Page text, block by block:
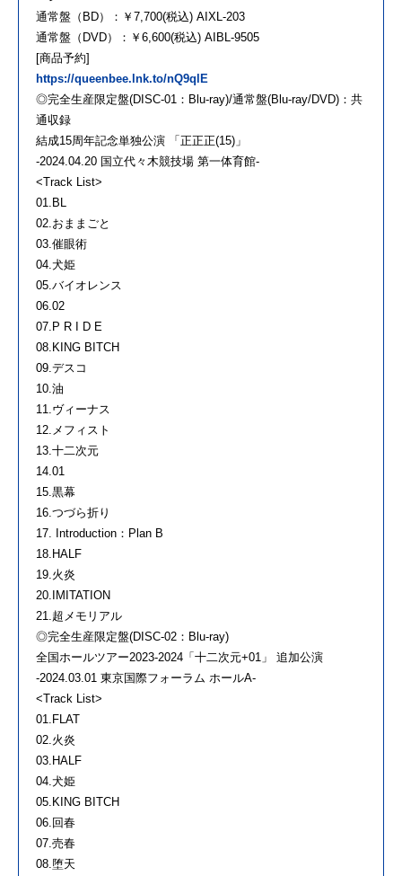
通常盤（BD）：￥7,700(税込) AIXL-203
通常盤（DVD）：￥6,600(税込) AIBL-9505
[商品予約]
https://queenbee.lnk.to/nQ9qlE
◎完全生産限定盤(DISC-01：Blu-ray)/通常盤(Blu-ray/DVD)：共
通収録
結成15周年記念単独公演 「正正正(15)」
-2024.04.20 国立代々木競技場 第一体育館-
<Track List>
01.BL
02.おままごと
03.催眼術
04.犬姫
05.バイオレンス
06.02
07.P R I D E
08.KING BITCH
09.デスコ
10.油
11.ヴィーナス
12.メフィスト
13.十二次元
14.01
15.黒幕
16.つづら折り
17. Introduction：Plan B
18.HALF
19.火炎
20.IMITATION
21.超メモリアル
◎完全生産限定盤(DISC-02：Blu-ray)
全国ホールツアー2023-2024「十二次元+01」 追加公演
-2024.03.01 東京国際フォーラム ホールA-
<Track List>
01.FLAT
02.火炎
03.HALF
04.犬姫
05.KING BITCH
06.回春
07.売春
08.堕天